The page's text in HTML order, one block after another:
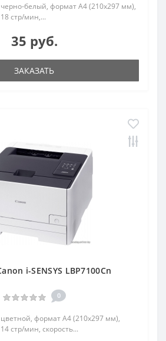
белый, формат A4 (210x297 мм),
стр/мин,...
35 руб.
ЗАКАЗАТЬ
i-SENSYS LBP7100Cn
0
формат A4 (210x297 мм),
стр/мин, скорость...